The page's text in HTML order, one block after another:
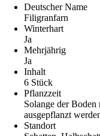
Deutscher Name
Filigranfarn
Winterhart
Ja
Mehrjährig
Ja
Inhalt
6 Stück
Pflanzzeit
Solange der
ausgepflanzt
Standort